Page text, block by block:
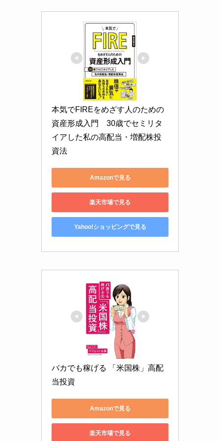
本気でFIREをめざす人のための
資産形成入門　30歳でセミリタ
イアした私の高配当・増配株投
資法
Amazonで見る
楽天市場で見る
Yahoo!ショッピングで見る
バカでも稼げる 「米国株」高配
当投資
Amazonで見る
楽天市場で見る